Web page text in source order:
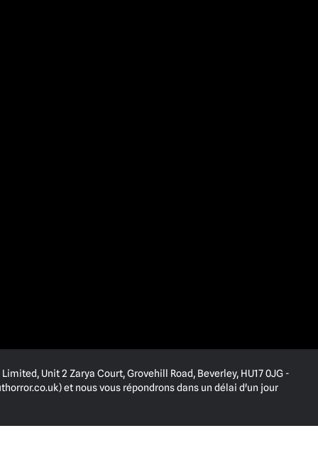
Unit 2 Zarya Court, Grovehill Road, Beverley, HU17 0JG -
) et nous vous répondrons dans un délai d'un jour